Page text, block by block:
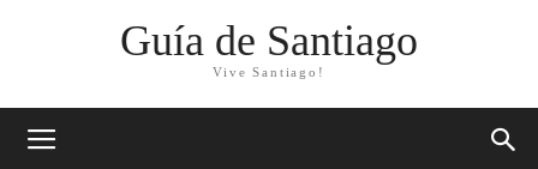
Guía de Santiago
Vive Santiago!